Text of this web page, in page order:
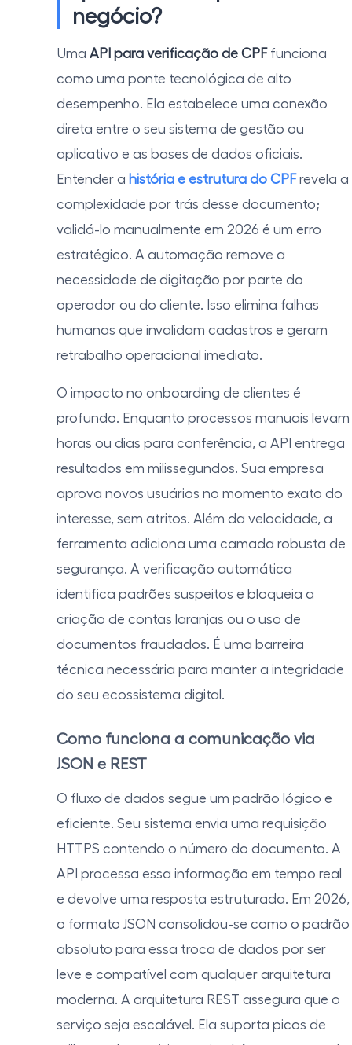
negócio?
Uma API para verificação de CPF funciona
como uma ponte tecnológica de alto
desempenho. Ela estabelece uma conexão
direta entre o seu sistema de gestão ou
aplicativo e as bases de dados oficiais.
Entender a história e estrutura do CPF revela a
complexidade por trás desse documento;
validá-lo manualmente em 2026 é um erro
estratégico. A automação remove a
necessidade de digitação por parte do
operador ou do cliente. Isso elimina falhas
humanas que invalidam cadastros e geram
retrabalho operacional imediato.
O impacto no onboarding de clientes é
profundo. Enquanto processos manuais levam
horas ou dias para conferência, a API entrega
resultados em milissegundos. Sua empresa
aprova novos usuários no momento exato do
interesse, sem atritos. Além da velocidade, a
ferramenta adiciona uma camada robusta de
segurança. A verificação automática
identifica padrões suspeitos e bloqueia a
criação de contas laranjas ou o uso de
documentos fraudados. É uma barreira
técnica necessária para manter a integridade
do seu ecossistema digital.
Como funciona a comunicação via
JSON e REST
O fluxo de dados segue um padrão lógico e
eficiente. Seu sistema envia uma requisição
HTTPS contendo o número do documento. A
API processa essa informação em tempo real
e devolve uma resposta estruturada. Em 2026,
o formato JSON consolidou-se como o padrão
absoluto para essa troca de dados por ser
leve e compatível com qualquer arquitetura
moderna. A arquitetura REST assegura que o
serviço seja escalável. Ela suporta picos de